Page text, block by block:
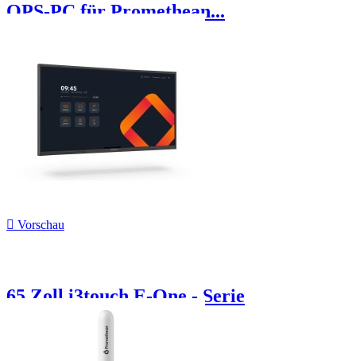
OPS-PC für Promethean...
 Vorschau
65 Zoll i3touch E-One - Serie